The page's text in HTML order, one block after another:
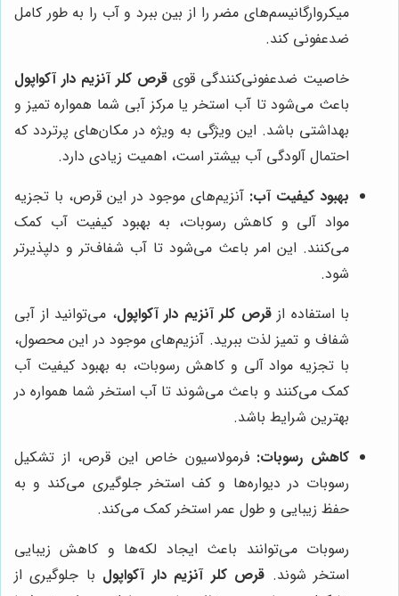
میکروارگانیسم‌های مضر را از بین ببرد و آب را به طور کامل
ضدعفونی کند.
خاصیت ضدعفونی‌کنندگی قوی قرص کلر آنزیم دار آکواپول
باعث می‌شود تا آب استخر یا مرکز آبی شما همواره تمیز و
بهداشتی باشد. این ویژگی به ویژه در مکان‌های پرتردد که
احتمال آلودگی آب بیشتر است، اهمیت زیادی دارد.
بهبود کیفیت آب: آنزیم‌های موجود در این قرص، با تجزیه
مواد آلی و کاهش رسوبات، به بهبود کیفیت آب کمک
می‌کنند. این امر باعث می‌شود تا آب شفاف‌تر و دلپذیرتر
شود.
با استفاده ازقرص کلر آنزیم دار آکواپول، می‌توانید از آبی
شفاف و تمیز لذت ببرید. آنزیم‌های موجود در این محصول،
با تجزیه مواد آلی و کاهش رسوبات، به بهبود کیفیت آب
کمک می‌کنند و باعث می‌شوند تا آب استخر شما همواره در
بهترین شرایط باشد.
کاهش رسوبات: فرمولاسیون خاص این قرص، از تشکیل
رسوبات در دیواره‌ها و کف استخر جلوگیری می‌کند و به
حفظ زیبایی و طول عمر استخر کمک می‌کند.
رسوبات می‌توانند باعث ایجاد لکه‌ها و کاهش زیبایی
استخر شوند. قرص کلر آنزیم دار آکواپول با جلوگیری از